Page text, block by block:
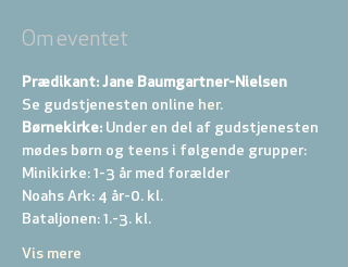
Om eventet
Prædikant: Jane Baumgartner-Nielsen
Se gudstjenesten online her.
Børnekirke: Under en del af gudstjenesten
mødes børn og teens i følgende grupper:
Minikirke: 1-3 år med forælder
Noahs Ark: 4 år-0. kl.
Bataljonen: 1.-3. kl.
Vis mere